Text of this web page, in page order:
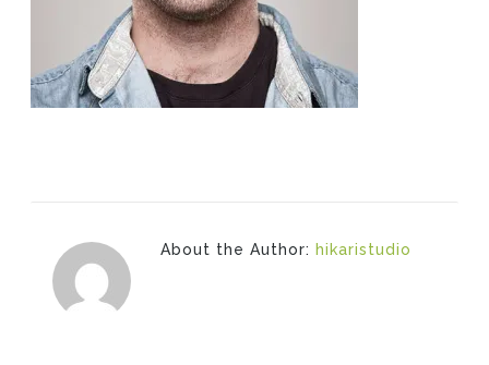
About the Author: hikaristudio